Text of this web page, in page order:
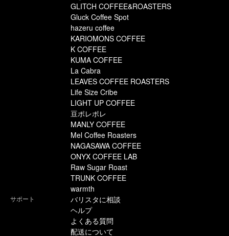
GLITCH COFFEE&ROASTERS
Gluck Coffee Spot
hazeru coffee
KARIOMONS COFFEE
K COFFEE
KUMA COFFEE
La Cabra
LEAVES COFFEE ROASTERS
Life Size Cribe
LIGHT UP COFFEE
豆ポレポレ
MANLY COFFEE
Mel Coffee Roasters
NAGASAWA COFFEE
ONYX COFFEE LAB
Raw Sugar Roast
TRUNK COFFEE
warmth
サポート
バリスタに相談
ヘルプ
よくある質問
配送について